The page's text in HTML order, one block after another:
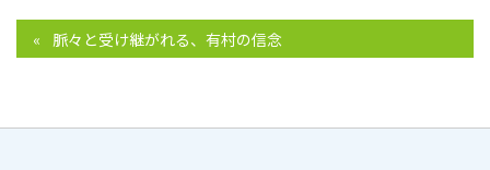
脈々と受け継がれる、有村の信念